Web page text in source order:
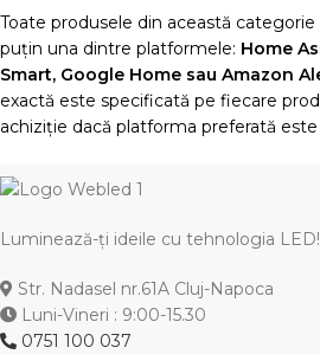
Toate produsele din această
puțin una dintre platformele: Home
Smart, Google Home sau Amazon
exactă este specificată pe fiecare
achiziție dacă platforma preferată
Luminează-ți ideile cu tehnologia LED!
Str. Nadasel nr.61A Cluj-Napoca
Luni-Vineri : 9:00-15.30
0751 100 037